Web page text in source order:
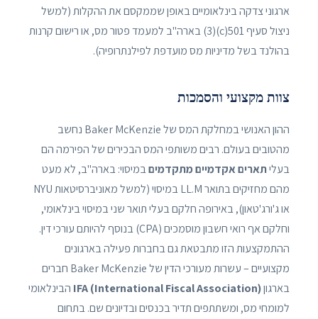
ארגוני צדקה בינלאומיים באופן שממקסם את ההקלות (למשל
ניצול סעיף 501(c)(3) בארה"ב למעמד פטור מס, או רישום קרנות
בהולנד בשל מדיניות מס מועדפת לפילנתרופיה).
צוות מקצועי והסמכות
ההון האנושי במחלקת המס של Baker McKenzie נחשב
מהטובים בעולם. רבים משותפי המס הבכירים של הפירמה הם
בעליתארים אקדמיים מתקדמיםבמיסוי: בארה"ב, לא מעט
מהם מחזיקים בתואר LL.M במיסוי (למשל מאוניברסיטאות NYU
או ג'ורג'טאון), באירופה חלקם בעלי תואר שני במיסוי בינלאומי,
וחלקם אף רואי חשבון מוסמכים (CPA) בנוסף להיותם עורכי דין.
ההתמקצעות הזו מתבטאת גם בחברות פעילה בארגונים
מקצועיים – עשרות מעורכי הדין של Baker McKenzie חברים
בארגוןIFA (International Fiscal Association) הבינלאומי
למומחי מס, ומשתתפים תדיר בכנסים ובדיונים שם. בתחום